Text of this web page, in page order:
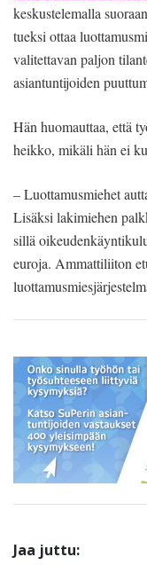
keskustelemalla
tueksi ottaa
valitettavan paljon
asiantuntijoiden
Hän huomauttaa, että
heikko, mikäli hän ei
– Luottamusmiehet
Lisäksi lakimiehen
sillä
euroja. Ammattiliiton